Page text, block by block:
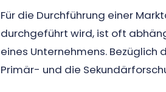
Für die Durchführung einer
durchgeführt wird, ist oft
eines Unternehmens.
Primär- und die